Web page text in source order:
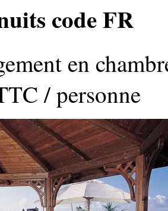
code FR
en
/ personne